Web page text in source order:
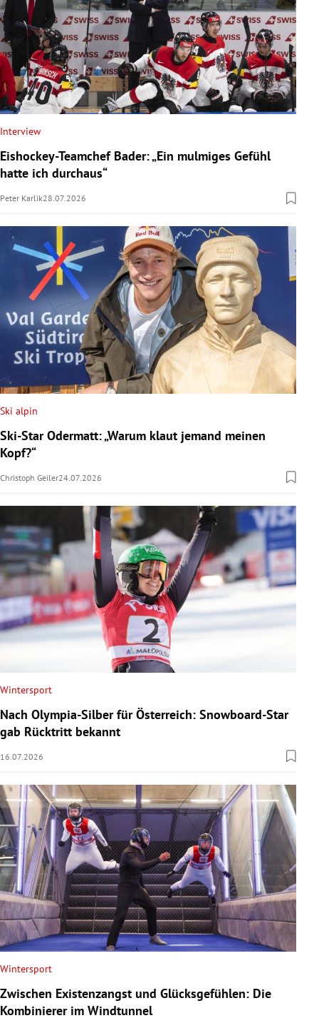
Interview
Eishockey-Teamchef Bader: „Ein mulmiges Gefühl
hatte ich durchaus“
Peter Karlik28.07.2026
Ski alpin
Ski-Star Odermatt: „Warum klaut jemand meinen
Kopf?“
Christoph Geiler24.07.2026
Wintersport
Nach Olympia-Silber für Österreich: Snowboard-Star
gab Rücktritt bekannt
16.07.2026
Wintersport
Zwischen Existenzangst und Glücksgefühlen: Die
Kombinierer im Windtunnel